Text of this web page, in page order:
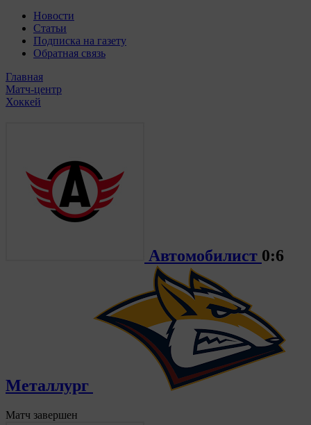
Новости
Статьи
Подписка на газету
Обратная связь
Главная
Матч-центр
Хоккей
Автомобилист 0:6
Металлург
Матч завершен